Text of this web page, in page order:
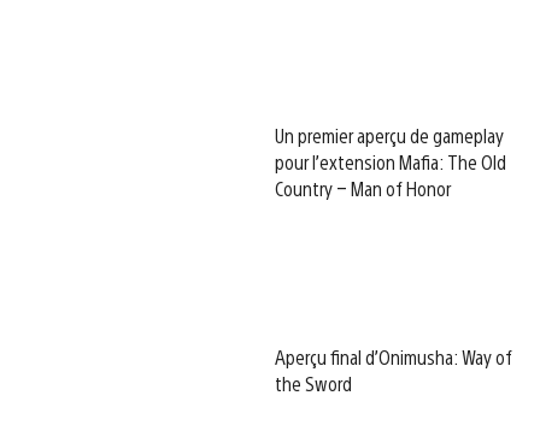
Un premier aperçu de gameplay
pour l’extension Mafia: The Old
Country – Man of Honor
Aperçu final d’Onimusha: Way of
the Sword